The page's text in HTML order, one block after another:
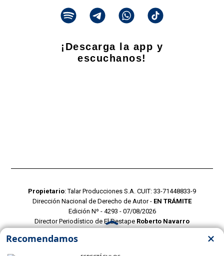
¡Descarga la app y
escuchanos!
Propietario: Talar Producciones S.A. CUIT: 33-71448833-9
Dirección Nacional de Derecho de Autor - EN TRÁMITE
Edición Nº - 4293 - 07/08/2026
Director Periodístico de El Destape Roberto Navarro